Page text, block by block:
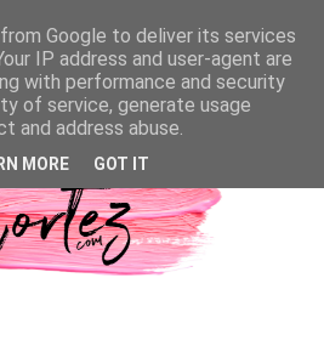
Google to deliver its services
IP address and user-agent are
with performance and security
of service, generate usage
and address abuse.
MORE GOT IT